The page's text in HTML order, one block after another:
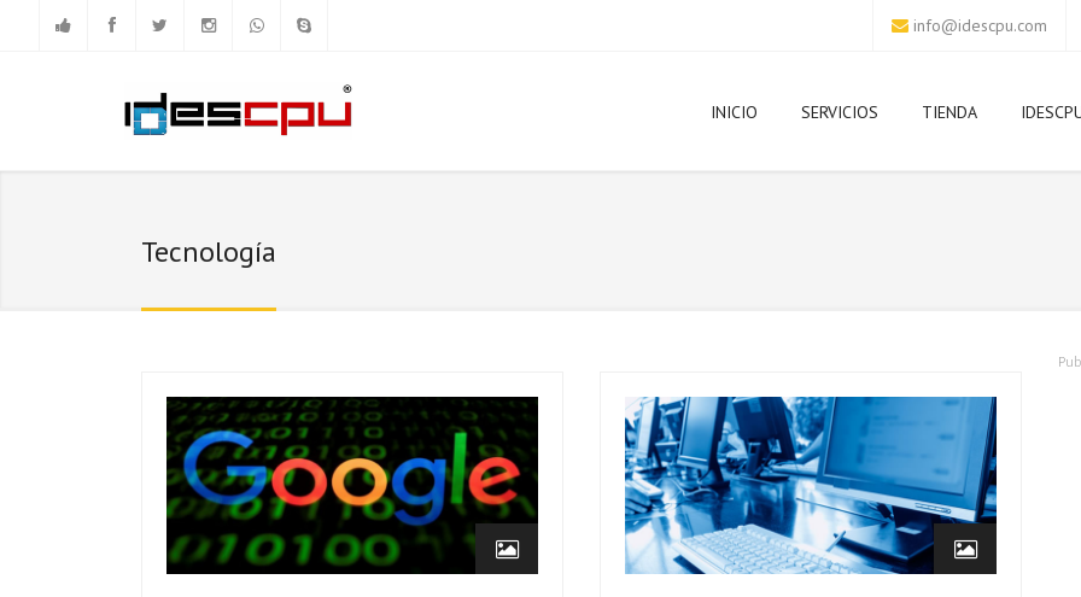
info@idescpu.com
INICIO SERVICIOS TIENDA
Tecnología